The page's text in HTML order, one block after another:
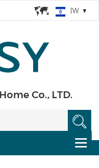
IW
Co., LTD.